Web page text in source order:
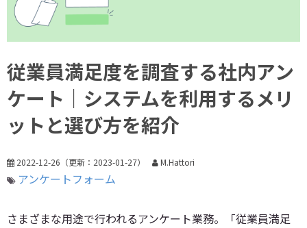
よくあるご質問
CRMラボ
従業員満足度を調査する社内アン
ケート｜システムを利用するメリ
ットと選び方を紹介
2022-12-26 （更新： 2023-01-27） M.Hattori
アンケートフォーム
さまざまな用途で行われるアンケート業務。「従業員満足